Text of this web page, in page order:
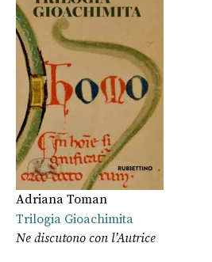
Adriana Toman
Trilogia Gioachimita
Ne discutono con l’Autrice